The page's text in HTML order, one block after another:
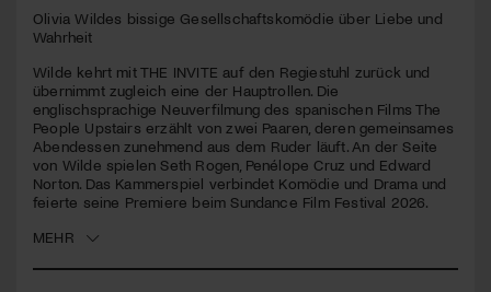
seconds
Olivia Wildes bissige Gesellschaftskomödie über Liebe und
Wahrheit
Wilde kehrt mit THE INVITE auf den Regiestuhl zurück und
übernimmt zugleich eine der Hauptrollen. Die
englischsprachige Neuverfilmung des spanischen Films The
People Upstairs erzählt von zwei Paaren, deren gemeinsames
Abendessen zunehmend aus dem Ruder läuft. An der Seite
von Wilde spielen Seth Rogen, Penélope Cruz und Edward
Norton. Das Kammerspiel verbindet Komödie und Drama und
feierte seine Premiere beim Sundance Film Festival 2026.
MEHR
Jetzt Mitglied werden